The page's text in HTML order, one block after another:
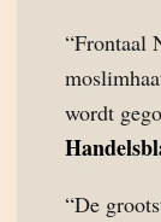
“Frontaal
wordt
“De